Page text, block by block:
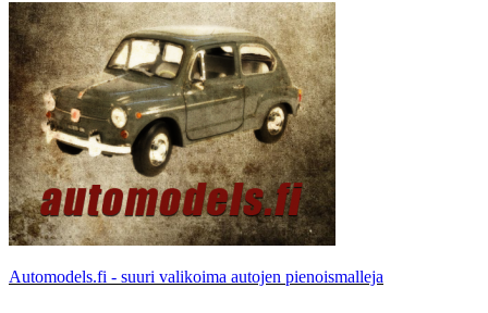
Automodels.fi - suuri valikoima autojen pienoismalleja